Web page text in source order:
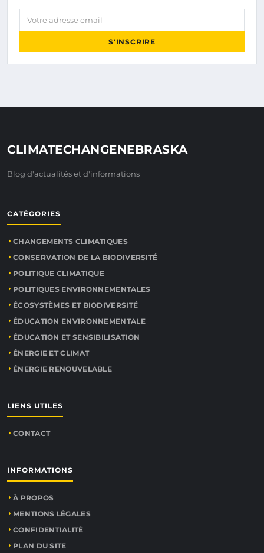
Votre adresse email
S'INSCRIRE
CLIMATECHANGENEBRASKA
Blog d'actualités et d'informations
CATÉGORIES
CHANGEMENTS CLIMATIQUES
CONSERVATION DE LA BIODIVERSITÉ
POLITIQUE CLIMATIQUE
POLITIQUES ENVIRONNEMENTALES
ÉCOSYSTÈMES ET BIODIVERSITÉ
ÉDUCATION ENVIRONNEMENTALE
ÉDUCATION ET SENSIBILISATION
ÉNERGIE ET CLIMAT
ÉNERGIE RENOUVELABLE
LIENS UTILES
CONTACT
INFORMATIONS
À PROPOS
MENTIONS LÉGALES
CONFIDENTIALITÉ
PLAN DU SITE